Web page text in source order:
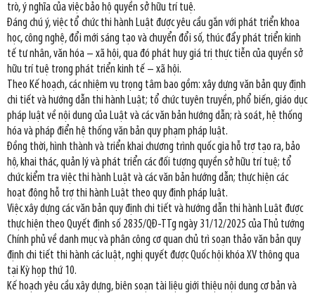
trò, ý nghĩa của việc bảo hộ quyền sở hữu trí tuệ.
Đáng chú ý, việc tổ chức thi hành Luật được yêu cầu gắn với phát triển khoa
học, công nghệ, đổi mới sáng tạo và chuyển đổi số, thúc đẩy phát triển kinh
tế tư nhân, văn hóa – xã hội, qua đó phát huy giá trị thực tiễn của quyền sở
hữu trí tuệ trong phát triển kinh tế – xã hội.
Theo Kế hoạch, các nhiệm vụ trọng tâm bao gồm: xây dựng văn bản quy định
chi tiết và hướng dẫn thi hành Luật; tổ chức tuyên truyền, phổ biến, giáo dục
pháp luật về nội dung của Luật và các văn bản hướng dẫn; rà soát, hệ thống
hóa và pháp điển hệ thống văn bản quy phạm pháp luật.
Đồng thời, hình thành và triển khai chương trình quốc gia hỗ trợ tạo ra, bảo
hộ, khai thác, quản lý và phát triển các đối tượng quyền sở hữu trí tuệ; tổ
chức kiểm tra việc thi hành Luật và các văn bản hướng dẫn; thực hiện các
hoạt động hỗ trợ thi hành Luật theo quy định pháp luật.
Việc xây dựng các văn bản quy định chi tiết và hướng dẫn thi hành Luật được
thực hiện theo Quyết định số 2835/QĐ-TTg ngày 31/12/2025 của Thủ tướng
Chính phủ về danh mục và phân công cơ quan chủ trì soạn thảo văn bản quy
định chi tiết thi hành các luật, nghị quyết được Quốc hội khóa XV thông qua
tại Kỳ họp thứ 10.
Kế hoạch yêu cầu xây dựng, biên soạn tài liệu giới thiệu nội dung cơ bản và